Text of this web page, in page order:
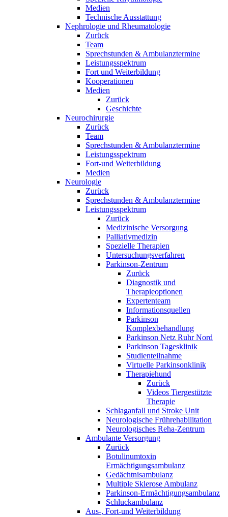
Medien
Technische Ausstattung
Nephrologie und Rheumatologie
Zurück
Team
Sprechstunden & Ambulanztermine
Leistungsspektrum
Fort und Weiterbildung
Kooperationen
Medien
Zurück
Geschichte
Neurochirurgie
Zurück
Team
Sprechstunden & Ambulanztermine
Leistungsspektrum
Fort-und Weiterbildung
Medien
Neurologie
Zurück
Sprechstunden & Ambulanztermine
Leistungsspektrum
Zurück
Medizinische Versorgung
Palliativmedizin
Spezielle Therapien
Untersuchungsverfahren
Parkinson-Zentrum
Zurück
Diagnostik und
Therapieoptionen
Expertenteam
Informationsquellen
Parkinson
Komplexbehandlung
Parkinson Netz Ruhr Nord
Parkinson Tagesklinik
Studienteilnahme
Virtuelle Parkinsonklinik
Therapiehund
Zurück
Videos Tiergestützte
Therapie
Schlaganfall und Stroke Unit
Neurologische Frührehabilitation
Neurologisches Reha-Zentrum
Ambulante Versorgung
Zurück
Botulinumtoxin
Ermächtigungsambulanz
Gedächtnisambulanz
Multiple Sklerose Ambulanz
Parkinson-Ermächtigungsambulanz
Schluckambulanz
Aus-, Fort-und Weiterbildung